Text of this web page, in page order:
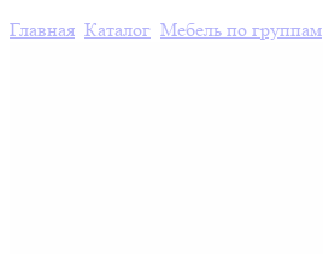
Главная Каталог Мебель по группам